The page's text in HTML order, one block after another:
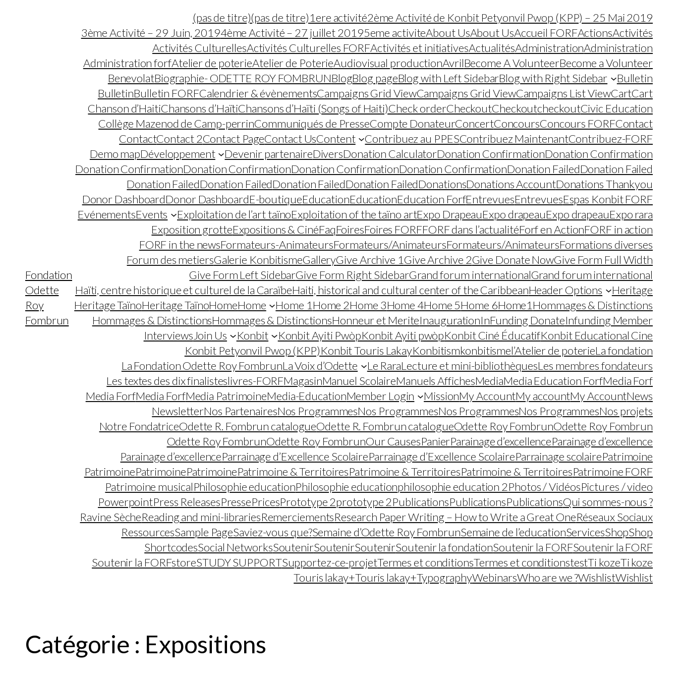
Fondation
Odette
Roy
Fombrun
(pas de titre)(pas de titre)1ere activité2ème Activité de Konbit Petyonvil Pwop (KPP) – 25 Mai 2019
3ème Activité – 29 Juin, 20194ème Activité – 27 juillet 20195eme activiteAbout UsAbout UsAccueil FORFActionsActivités
Activités CulturellesActivités Culturelles FORFActivités et initiativesActualitésAdministrationAdministration
Administration forfAtelier de poterieAtelier de PoterieAudiovisual productionAvrilBecome A VolunteerBecome a Volunteer
BenevolatBiographie- ODETTE ROY FOMBRUNBlogBlog pageBlog with Left SidebarBlog with Right Sidebar
Bulletin
BulletinBulletin FORFCalendrier & évènementsCampaigns Grid ViewCampaigns Grid ViewCampaigns List ViewCartCart
Chanson d’HaitiChansons d’HaïtiChansons d’Haïti (Songs of Haiti)Check orderCheckoutCheckoutcheckoutCivic Education
Collège Mazenod de Camp-perrinCommuniqués de PresseCompte DonateurConcertConcoursConcours FORFContact
ContactContact 2Contact PageContact UsContent Contribuez au PPESContribuez MaintenantContribuez-FORF
Demo mapDéveloppement Devenir partenaireDiversDonation CalculatorDonation ConfirmationDonation Confirmation
Donation ConfirmationDonation ConfirmationDonation ConfirmationDonation ConfirmationDonation FailedDonation Failed
Donation FailedDonation FailedDonation FailedDonation FailedDonationsDonations AccountDonations Thankyou
Donor DashboardDonor DashboardE-boutiqueEducationEducationEducation ForfEntrevuesEntrevuesEspas Konbit FORF
EvénementsEvents Exploitation de l’art taïnoExploitation of the taïno artExpo DrapeauExpo drapeauExpo drapeauExpo rara
Exposition grotteExpositions & CinéFaqFoiresFoires FORFFORF dans l’actualitéForf en ActionFORF in action
FORF in the newsFormateurs-AnimateursFormateurs/AnimateursFormateurs/AnimateursFormations diverses
Forum des metiersGalerie KonbitismeGalleryGive Archive 1Give Archive 2Give Donate NowGive Form Full Width
Give Form Left SidebarGive Form Right SidebarGrand forum internationalGrand forum international
Haïti, centre historique et culturel de la CaraïbeHaiti, historical and cultural center of the CaribbeanHeader Options
Heritage
Heritage TaïnoHeritage TaïnoHomeHome Home 1 Home 2Home 3Home 4Home 5Home 6Home1 Hommages & Distinctions
Hommages & DistinctionsHommages & DistinctionsHonneur et MeriteInaugurationInFunding DonateInfunding Member
Interviews Join Us Konbit Konbit Ayiti PwòpKonbit Ayiti pwòpKonbit Ciné ÉducatifKonbit Educational Cine
Konbit Petyonvil Pwop (KPP)Konbit Touris LakayKonbitismkonbitismel’Atelier de poterieLa fondation
La Fondation Odette Roy FombrunLa Voix d’Odette Le RaraLecture et mini-bibliothèquesLes membres fondateurs
Les textes des dix finalisteslivres-FORFMagasinManuel ScolaireManuels AffichesMediaMedia Education ForfMedia Forf
Media ForfMedia ForfMedia PatrimoineMedia-EducationMember Login MissionMy AccountMy accountMy AccountNews
NewsletterNos PartenairesNos ProgrammesNos ProgrammesNos ProgrammesNos ProgrammesNos projets
Notre FondatriceOdette R. Fombrun catalogueOdette R. Fombrun catalogueOdette Roy FombrunOdette Roy Fombrun
Odette Roy FombrunOdette Roy FombrunOur CausesPanierParainage d’excellenceParainage d’excellence
Parainage d’excellenceParrainage d’Excellence ScolaireParrainage d’Excellence ScolaireParrainage scolairePatrimoine
PatrimoinePatrimoinePatrimoinePatrimoine & TerritoiresPatrimoine & TerritoiresPatrimoine & TerritoiresPatrimoine FORF
Patrimoine musicalPhilosophie educationPhilosophie educationphilosophie education 2Photos / VidéosPictures / video
PowerpointPress ReleasesPressePricesPrototype 2prototype 2PublicationsPublicationsPublicationsQui sommes-nous ?
Ravine SècheReading and mini-librariesRemerciementsResearch Paper Writing – How to Write a Great OneRéseaux Sociaux
RessourcesSample PageSaviez-vous que?Semaine d’Odette Roy FombrunSemaine de l’educationServicesShopShop
ShortcodesSocial NetworksSoutenirSoutenirSoutenirSoutenir la fondationSoutenir la FORFSoutenir la FORF
Soutenir la FORFstoreSTUDY SUPPORTSupportez-ce-projetTermes et conditionsTermes et conditionstestTi kozeTi koze
Touris lakay+Touris lakay+TypographyWebinarsWho are we ?WishlistWishlist
Catégorie : Expositions